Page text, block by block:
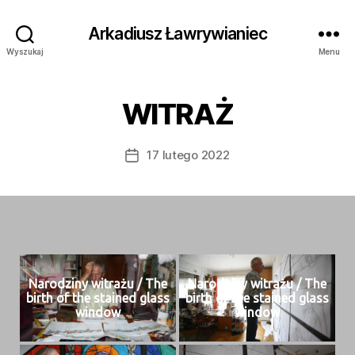
Wyszukaj
Arkadiusz Ławrywianiec
Menu
WITRAŻ
Data17 lutego 2022
Nar­o­dziny witrażu / The
birth of the stained glass
window
Nar­o­dziny witrażu / The
birth of the stained glass
window